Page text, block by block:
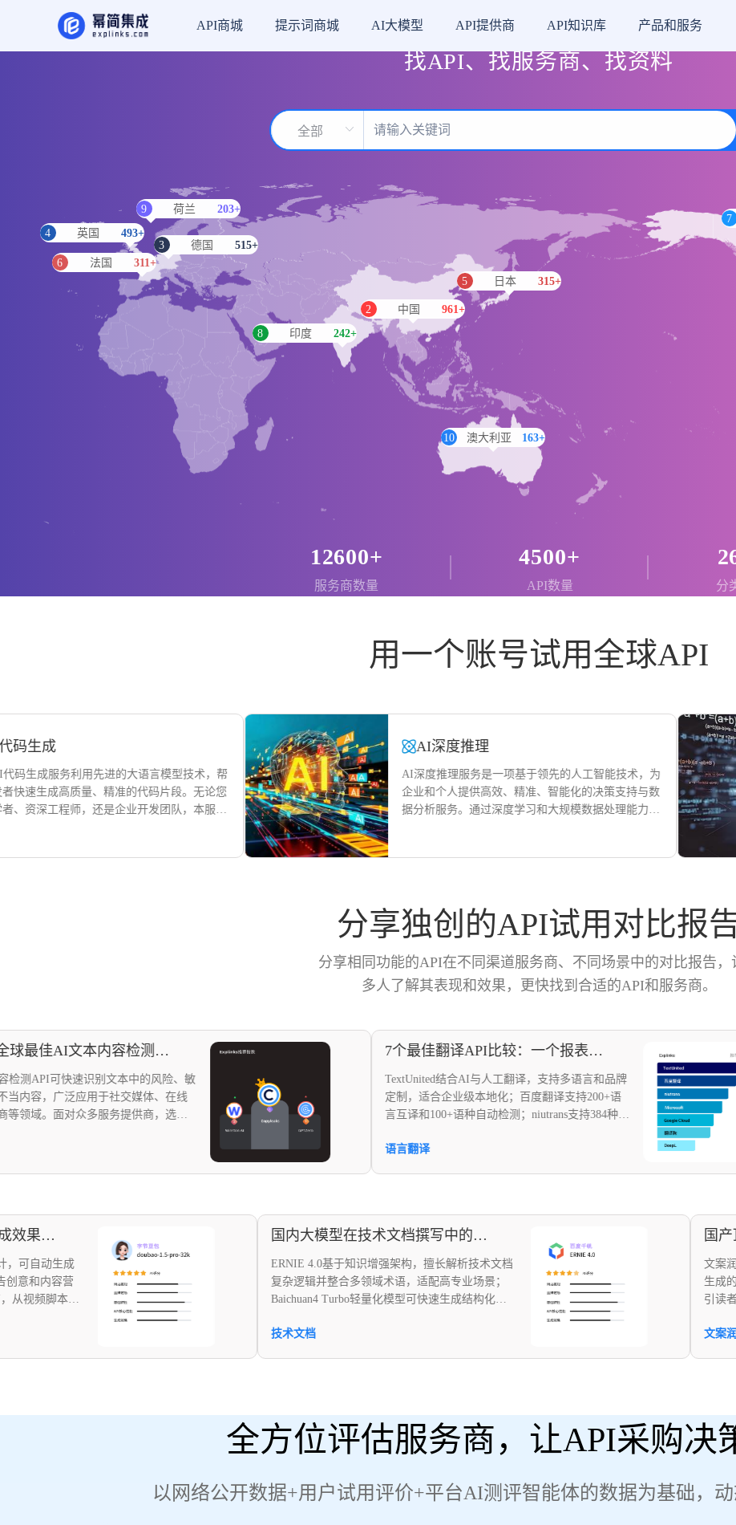
API商城 提示词商城 AI大模型 API提供商 API知识库 产品和服务
幂简集成，一站链接全球API
找API、找服务商、找资料
2 中国 961+
3 德国 515+
4 英国 493+
5 日本 315+
6 法国 311+
7
8 印度 242+
9 荷兰 203+
10 澳大利亚 163+
12600+
服务商数量
4500+
API数量 分
用一个账号试用全球API
务利用先进的大语言模型技术，帮
高质量、精准的代码片段。无论您
程师，还是企业开发团队，本服务
AI深度推理
AI深度推理服务是一项基于领先的人工智能技术，为
企业和个人提供高效、精准、智能化的决策支持与数
据分析服务。通过深度学习和大规模数据处理能力，
该服务能够深入挖掘复杂数据关系，快速实现精准预
测、趋势分析、异常检测以及知识发现，有效提升业
分享独创的API试用对比报
分享相同功能的API在不同渠道服务商、不同场景中的对比报告，
多人了解其表现和效果，更快找到合适的API和服务商。
2025年全球最佳AI文本内容检测工具比较，全方位指标对比
AI文本内容检测API可快速识别文本中的风险、敏
感信息和不当内容，广泛应用于社交媒体、在线
社区和电商等领域。面对众多服务提供商，选择
适合的API是挑战。为此，我们准备了一份深度比
较报告，从产品优势、技术参数、性能指标等维
TextUnited结合AI与人工翻译，支持多语言和品牌
定制，适合企业级本地化；百度翻译支持200+语
言互译和100+语种自动检测；niutrans支持384种语
言，基于C++的NMT系统在速度与稳定性上表现
突出；Microsoft和Google Cloud提供广泛语言支持
包
成
营
本生
国内大模型在技术文档撰写中的效果对比
ERNIE 4.0基于知识增强架构，擅长解析技术文档
复杂逻辑并整合多领域术语，适配高专业场景；
Baichuan4 Turbo轻量化模型可快速生成结构化技
256k依托超长上下文窗口，擅长跨章节引用与版
本对比，但依赖高性能算力。
文案润色如同
生成的关键。出
引读者驻足。我
果等多维度分析
和细致对比，帮
全方位评估服务商，让API采购决
以网络公开数据+用户试用评价+平台AI测评智能体的数据为基础，